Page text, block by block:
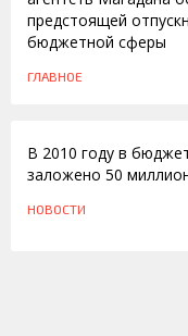
предстоящей
бюджетной сферы
ГЛАВНОЕ
В 2010 году в
заложено 50
НОВОСТИ